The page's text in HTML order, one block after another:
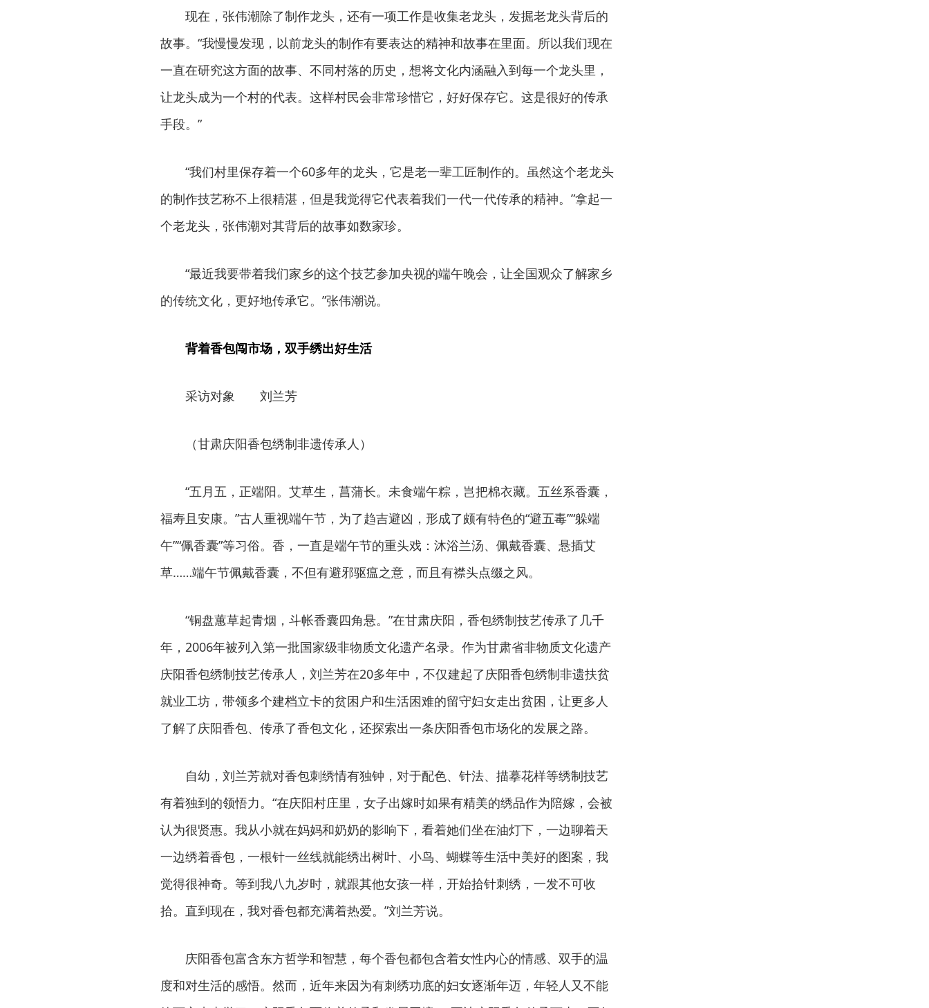
现在，张伟潮除了制作龙头，还有一项工作是收集老龙头，发掘老龙头背后的
故事。“我慢慢发现，以前龙头的制作有要表达的精神和故事在里面。所以我们现在
一直在研究这方面的故事、不同村落的历史，想将文化内涵融入到每一个龙头里，
让龙头成为一个村的代表。这样村民会非常珍惜它，好好保存它。这是很好的传承
手段。”
“我们村里保存着一个60多年的龙头，它是老一辈工匠制作的。虽然这个老龙头
的制作技艺称不上很精湛，但是我觉得它代表着我们一代一代传承的精神。”拿起一
个老龙头，张伟潮对其背后的故事如数家珍。
“最近我要带着我们家乡的这个技艺参加央视的端午晚会，让全国观众了解家乡
的传统文化，更好地传承它。”张伟潮说。
背着香包闯市场，双手绣出好生活
采访对象 刘兰芳
（甘肃庆阳香包绣制非遗传承人）
“五月五，正端阳。艾草生，菖蒲长。未食端午粽，岂把棉衣藏。五丝系香囊，
福寿且安康。”古人重视端午节，为了趋吉避凶，形成了颇有特色的“避五毒”“躲端
午”“佩香囊”等习俗。香，一直是端午节的重头戏：沐浴兰汤、佩戴香囊、悬插艾
草……端午节佩戴香囊，不但有避邪驱瘟之意，而且有襟头点缀之风。
“铜盘蕙草起青烟，斗帐香囊四角悬。”在甘肃庆阳，香包绣制技艺传承了几千
年，2006年被列入第一批国家级非物质文化遗产名录。作为甘肃省非物质文化遗产
庆阳香包绣制技艺传承人，刘兰芳在20多年中，不仅建起了庆阳香包绣制非遗扶贫
就业工坊，带领多个建档立卡的贫困户和生活困难的留守妇女走出贫困，让更多人
了解了庆阳香包、传承了香包文化，还探索出一条庆阳香包市场化的发展之路。
自幼，刘兰芳就对香包刺绣情有独钟，对于配色、针法、描摹花样等绣制技艺
有着独到的领悟力。“在庆阳村庄里，女子出嫁时如果有精美的绣品作为陪嫁，会被
认为很贤惠。我从小就在妈妈和奶奶的影响下，看着她们坐在油灯下，一边聊着天
一边绣着香包，一根针一丝线就能绣出树叶、小鸟、蝴蝶等生活中美好的图案，我
觉得很神奇。等到我八九岁时，就跟其他女孩一样，开始拾针刺绣，一发不可收
拾。直到现在，我对香包都充满着热爱。”刘兰芳说。
庆阳香包富含东方哲学和智慧，每个香包都包含着女性内心的情感、双手的温
度和对生活的感悟。然而，近年来因为有刺绣功底的妇女逐渐年迈，年轻人又不能